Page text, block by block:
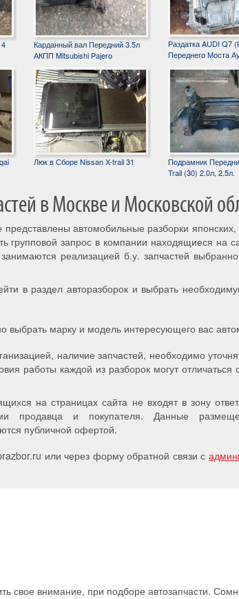
Карданный вал Передний 3.5л
АКПП Mitsubishi Pajero
Раздатка AUDI Q7
Переднего Моста
Люк в Сборе Nissan X-trail 31
Подрамник
Trail (30) 2.0л, 2.5л.
в Москве и Московской
автомобильные разборки
групповой запрос в компании находящиеся на
реализацией б.у. запчастей
в раздел авторазборок и выбрать
выбрать марку и модель интересующего вас
наличие запчастей, необходимо
работы каждой из разборок могут отличаться
на страницах сайта не входят в зону
продавца и покупателя. Данные
публичной офертой.
ru или через форму обратной связи с
свое внимание, при подборе автозапчасти.